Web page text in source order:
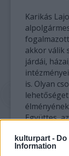
kulturpart -
Information
Karikás
akkor válik
járdái,
is. Olyan
Együttes,
Központ,
ezt a célt
hozzá.